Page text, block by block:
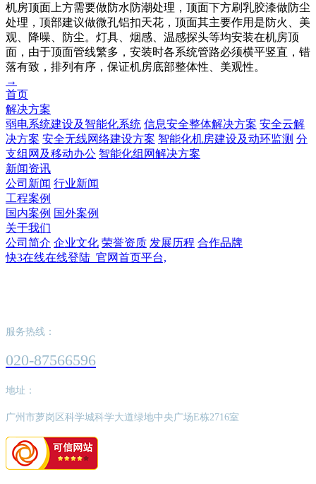
机房顶面上方需要做防水防潮处理，顶面下方刷乳胶漆做防尘
处理，顶部建议做微孔铝扣天花，顶面其主要作用是防火、美
观、降噪、防尘。灯具、烟感、温感探头等均安装在机房顶
面，由于顶面管线繁多，安装时各系统管路必须横平竖直，错
落有致，排列有序，保证机房底部整体性、美观性。
→
首页
解决方案
弱电系统建设及智能化系统 信息安全整体解决方案 安全云解
决方案 安全无线网络建设方案 智能化机房建设及动环监测 分
支组网及移动办公 智能化组网解决方案
新闻资讯
公司新闻 行业新闻
工程案例
国内案例 国外案例
关于我们
公司简介 企业文化 荣誉资质 发展历程 合作品牌
快3在线在线登陆_官网首页平台,
服务热线：
020-87566596
地址：
广州市萝岗区科学城科学大道绿地中央广场E栋2716室